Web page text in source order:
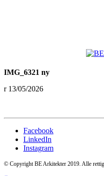
IMG_6321 ny
13/05/2026
Facebook
LinkedIn
Instagram
© Copyright BE Arkitekter 2019. Alle